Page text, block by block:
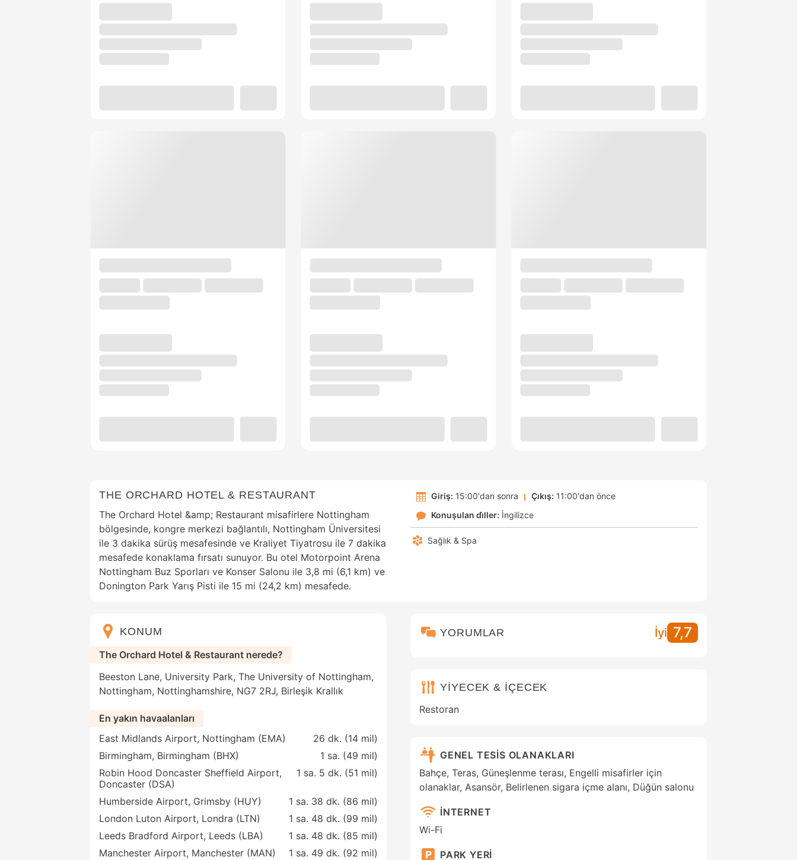
THE ORCHARD HOTEL & RESTAURANT
The Orchard Hotel &amp; Restaurant misafirlere Nottingham
bölgesinde, kongre merkezi bağlantılı, Nottingham Üniversitesi
ile 3 dakika sürüş mesafesinde ve Kraliyet Tiyatrosu ile 7 dakika
mesafede konaklama fırsatı sunuyor. Bu otel Motorpoint Arena
Nottingham Buz Sporları ve Konser Salonu ile 3,8 mi (6,1 km) ve
Donington Park Yarış Pisti ile 15 mi (24,2 km) mesafede.
Giriş: 15:00'dan sonra Çıkış: 11:00'dan önce
Konuşulan di̇ller: İngilizce
Sağlık & Spa
KONUM
The Orchard Hotel & Restaurant nerede?
Beeston Lane, University Park, The University of Nottingham,
Nottingham, Nottinghamshire, NG7 2RJ, Birleşik Krallık
En yakın havaalanları
East Midlands Airport, Nottingham (EMA)
26 dk. (14 mil)
Birmingham, Birmingham (BHX)
1 sa. (49 mil)
Robin Hood Doncaster Sheffield Airport,
Doncaster (DSA)
1 sa. 5 dk. (51 mil)
Humberside Airport, Grimsby (HUY) 1 sa. 38 dk. (86 mil)
London Luton Airport, Londra (LTN)
1 sa. 48 dk. (99 mil)
Leeds Bradford Airport, Leeds (LBA)
1 sa. 48 dk. (85 mil)
Manchester Airport, Manchester (MAN)
1 sa. 49 dk. (92 mil)
YORUMLAR İyi 7,7
YİYECEK & İÇECEK
Restoran
GENEL TESİS OLANAKLARI
Bahçe, Teras, Güneşlenme terası, Engelli misafirler için
olanaklar, Asansör, Belirlenen sigara içme alanı, Düğün salonu
İNTERNET
Wi-Fi
PARK YERİ